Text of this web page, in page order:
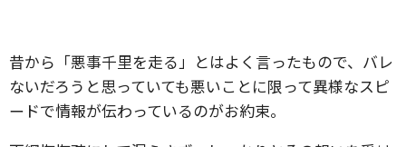
昔から「悪事千里を走る」とはよく言ったもので、バレ
ないだろうと思っていても悪いことに限って異様なスピ
ードで情報が伝わっているのがお約束。